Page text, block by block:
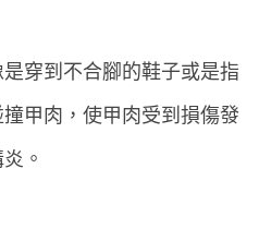
穿到不合腳的鞋子或是指
甲肉，使甲肉受到損傷發
。